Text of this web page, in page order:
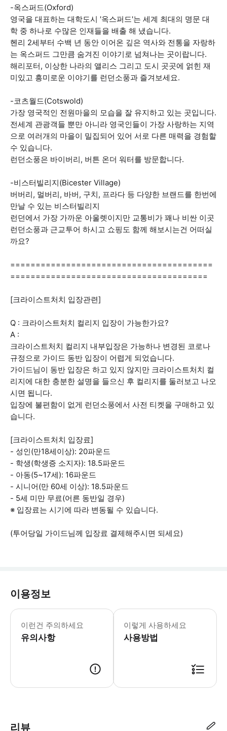
-옥스퍼드(Oxford)
영국을 대표하는 대학도시 '옥스퍼드'는 세계 최대의 명문 대
학 중 하나로 수많은 인재들을 배출 해 냈습니다.
헨리 2세부터 수백 년 동안 이어온 깊은 역사와 전통을 자랑하
는 옥스퍼드 그만큼 숨겨진 이야기로 넘쳐나는 곳이랍니다.
해리포터, 이상한 나라의 앨리스 그리고 도시 곳곳에 얽힌 재
미있고 흥미로운 이야기를 런던소풍과 즐겨보세요.
-코츠월드(Cotswold)
가장 영국적인 전원마을의 모습을 잘 유지하고 있는 곳입니다.
전세계 관광객들 뿐만 아니라 영국인들이 가장 사랑하는 지역
으로 여러개의 마을이 밀집되어 있어 서로 다른 매력을 경험할
수 있습니다.
런던소풍은 바이버리, 버튼 온더 워터를 방문합니다.
-비스터빌리지(Bicester Village)
버버리, 멀버리, 바버, 구치, 프라다 등 다양한 브랜드를 한번에
만날 수 있는 비스터빌리지
런던에서 가장 가까운 아울렛이지만 교통비가 꽤나 비싼 이곳
런던소풍과 근교투어 하시고 쇼핑도 함께 해보시는건 어떠실
까요?
========================================
=======================================
[크라이스트처치 입장관련]
Q : 크라이스트처치 컬리지 입장이 가능한가요?
A :
크라이스트처치 컬리지 내부입장은 가능하나 변경된 코로나
규정으로 가이드 동반 입장이 어렵게 되었습니다.
가이드님이 동반 입장은 하고 있지 않지만 크라이스트처치 컬
리지에 대한 충분한 설명을 들으신 후 컬리지를 둘러보고 나오
시면 됩니다.
입장에 불편함이 없게 런던소풍에서 사전 티켓을 구매하고 있
습니다.
[크라이스트처치 입장료]
- 성인(만18세이상): 20파운드
- 학생(학생증 소지자): 18.5파운드
- 아동(5~17세): 16파운드
- 시니어(만 60세 이상): 18.5파운드
- 5세 미만 무료(어른 동반일 경우)
※ 입장료는 시기에 따라 변동될 수 있습니다.
(투어당일 가이드님께 입장료 결제해주시면 되세요)
이용정보
이런건 주의하세요
유의사항
포함 사항 *점심식사 4월 - 동절기 전
이렇게 사용하세요
사용방법
리뷰